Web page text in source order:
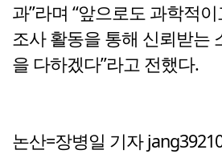
과”라며 “앞으로도 과학적
조사 활동을 통해 신뢰받는
을 다하겠다”라고 전했다.
논산=장병일 기자